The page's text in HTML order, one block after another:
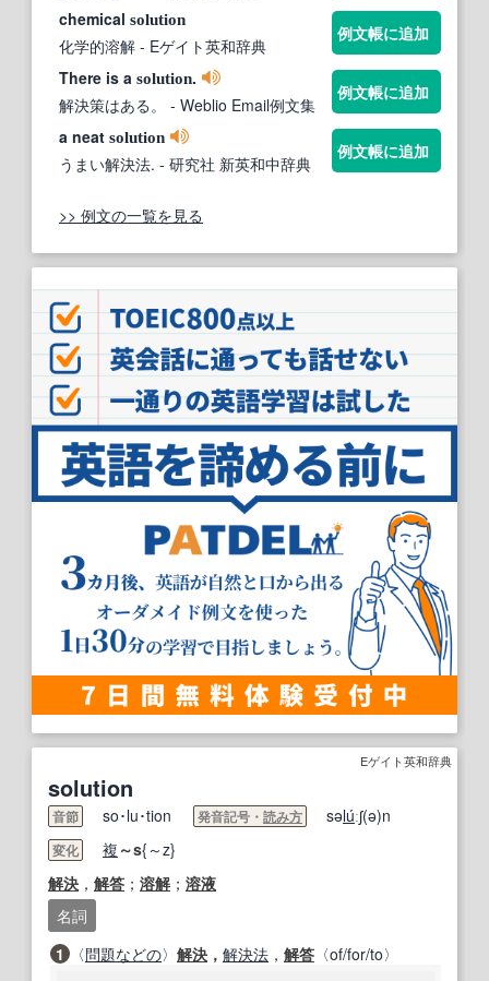
chemical solution
化学的溶解 - Eゲイト英和辞典
例文帳に追加
There is a solution.
解決策はある。
- Weblio Email例文集
例文帳に追加
a neat solution
うまい解決法. - 研究社 新英和中辞典
例文帳に追加
>> 例文の一覧を見る
Eゲイト英和辞典
solution
音節 so･lu･tion 発音記号・ 読み方 səlúːʃ(ə)n
変化 複 ～s{～z}
解決 ， 解答 ； 溶解； 溶液
名詞
1
〈問題などの〉 解決 ， 解決法 ， 解答 〈of/for/to〉